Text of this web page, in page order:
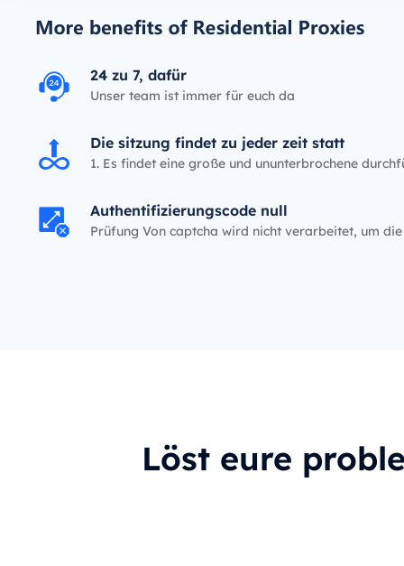
24 zu 7, dafür
Unser team ist immer für euch da
Die sitzung findet zu jeder zeit statt
1. Es findet eine große und ununterbrochene
Authentifizierungscode null
Prüfung Von captcha wird nicht verarbeitet, um
Löst eure